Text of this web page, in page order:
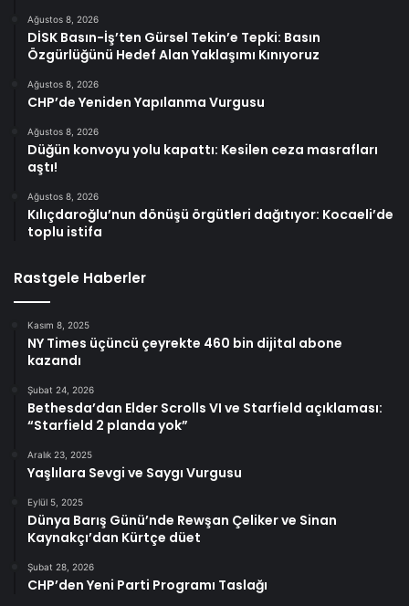
Ağustos 8, 2026
DİSK Basın-İş’ten Gürsel Tekin’e Tepki: Basın
Özgürlüğünü Hedef Alan Yaklaşımı Kınıyoruz
Ağustos 8, 2026
CHP’de Yeniden Yapılanma Vurgusu
Ağustos 8, 2026
Düğün konvoyu yolu kapattı: Kesilen ceza masrafları
aştı!
Ağustos 8, 2026
Kılıçdaroğlu’nun dönüşü örgütleri dağıtıyor: Kocaeli’de
toplu istifa
Rastgele Haberler
Kasım 8, 2025
NY Times üçüncü çeyrekte 460 bin dijital abone
kazandı
Şubat 24, 2026
Bethesda’dan Elder Scrolls VI ve Starfield açıklaması:
“Starfield 2 planda yok”
Aralık 23, 2025
Yaşlılara Sevgi ve Saygı Vurgusu
Eylül 5, 2025
Dünya Barış Günü’nde Rewşan Çeliker ve Sinan
Kaynakçı’dan Kürtçe düet
Şubat 28, 2026
CHP’den Yeni Parti Programı Taslağı